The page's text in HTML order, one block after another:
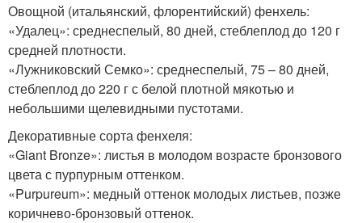
Овощной (итальянский, флорентийский) фенхель:
«Удалец»: среднеспелый, 80 дней, стеблеплод до 120 г
средней плотности.
«Лужниковский Семко»: среднеспелый, 75 – 80 дней,
стеблеплод до 220 г с белой плотной мякотью и
небольшими щелевидными пустотами.
Декоративные сорта фенхеля:
«Giant Bronze»: листья в молодом возрасте бронзового
цвета с пурпурным оттенком.
«Purpureum»: медный оттенок молодых листьев, позже
коричнево-бронзовый оттенок.